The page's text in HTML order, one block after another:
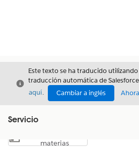
Cerrar
Este texto se ha traducido
traducción automática de
aquí. Cambiar a inglés
Servicio
Mostrar índice de materias
materias